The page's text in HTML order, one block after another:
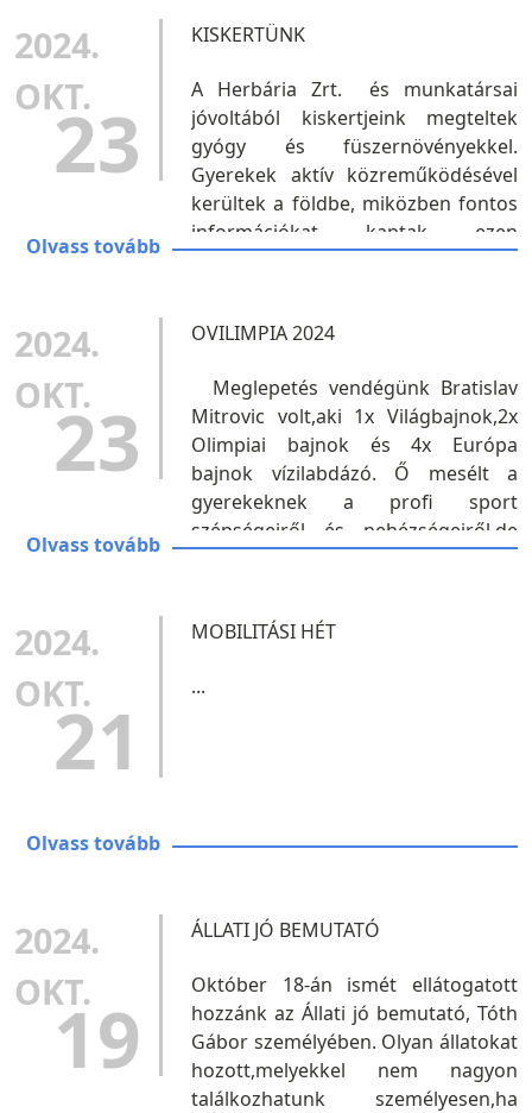
levelek játékra is csábítanak, hiszen
bele lehet ugrani és...
2024.
OKT.23
KISKERTÜNK
A Herbária Zrt. és munkatársai
jóvoltából kiskertjeink megteltek
gyógy és füszernövényekkel.
Gyerekek aktív közreműködésével
kerültek a földbe, miközben fontos
információkat kaptak ezen
Olvass tovább
2024.
OKT.23
OVILIMPIA 2024
Meglepetés vendégünk Bratislav
Mitrovic volt,aki 1x Világbajnok,2x
Olimpiai bajnok és 4x Európa
bajnok vízilabdázó. Ő mesélt a
gyerekeknek a profi sport
szépségeiről és nehézségeiről,de
napjára jutott sportolási...
Olvass tovább
2024.
OKT.21
MOBILITÁSI HÉT
...
Olvass tovább
2024.
OKT.19
ÁLLATI JÓ BEMUTATÓ
Október 18-án ismét ellátogatott
hozzánk az Állati jó bemutató, Tóth
Gábor személyében. Olyan állatokat
hozott,melyekkel nem nagyon
találkozhatunk személyesen,ha